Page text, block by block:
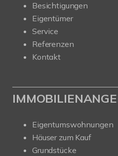
Besichtigungen
Eigentümer
Service
Referenzen
Kontakt
Eigentumswohnungen
Häuser zum Kauf
Grundstücke